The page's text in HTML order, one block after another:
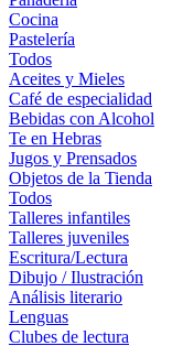
Cocina
Pastelería
Todos
Aceites y Mieles
Café de especialidad
Bebidas con Alcohol
Te en Hebras
Jugos y Prensados
Objetos de la Tienda
Todos
Talleres infantiles
Talleres juveniles
Escritura/Lectura
Dibujo / Ilustración
Análisis literario
Lenguas
Clubes de lectura